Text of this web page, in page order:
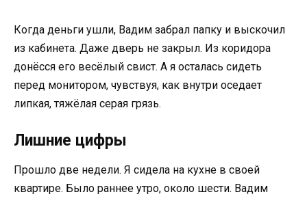
Когда деньги ушли, Вадим забрал папку и выскочил
из кабинета. Даже дверь не закрыл. Из коридора
донёсся его весёлый свист. А я осталась сидеть
перед монитором, чувствуя, как внутри оседает
липкая, тяжёлая серая грязь.
Лишние цифры
Прошло две недели. Я сидела на кухне в своей
квартире. Было раннее утро, около шести. Вадим